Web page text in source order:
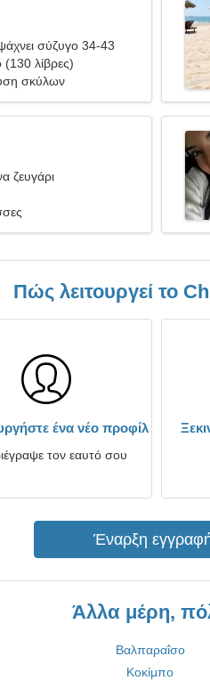
σύζυγο 34-43
λίβρες)
σκύλων
ζευγάρι
Πώς λειτουργεί το
ένα νέο προφίλ
τον εαυτό σου
Έναρξη
Άλλα μέρη,
Βαλπαραΐσο
Κοκίμπο